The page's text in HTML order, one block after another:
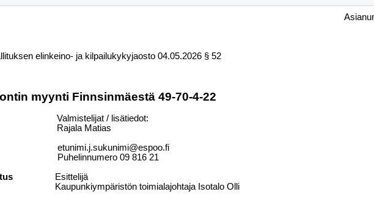
elinkeino- ja kilpailukykyjaosto 04.05.2026 § 52
myynti Finnsinmäestä 49-70-4-22
Valmistelijat / lisätiedot:
Rajala Matias
etunimi.j.sukunimi@espoo.fi
Puhelinnumero 09 816 21
Esittelijä
Kaupunkiympäristön toimialajohtaja Isotalo Olli